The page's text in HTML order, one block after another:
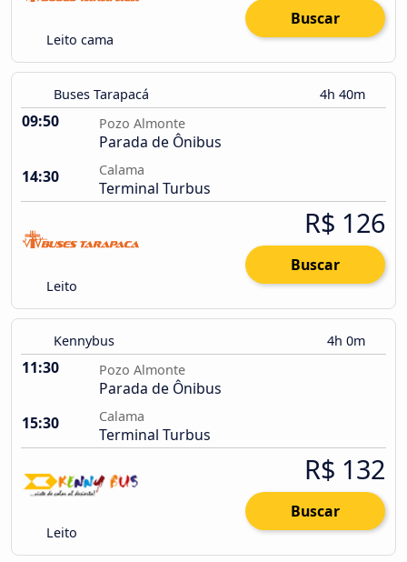
Leito cama
Buscar
Buses Tarapacá 4h 40m
09:50 Pozo Almonte
Parada de Ônibus
14:30
Calama
Terminal Turbus
Leito
R$ 126
Buscar
Kennybus 4h 0m
11:30 Pozo Almonte
Parada de Ônibus
15:30
Calama
Terminal Turbus
Leito
R$ 132
Buscar